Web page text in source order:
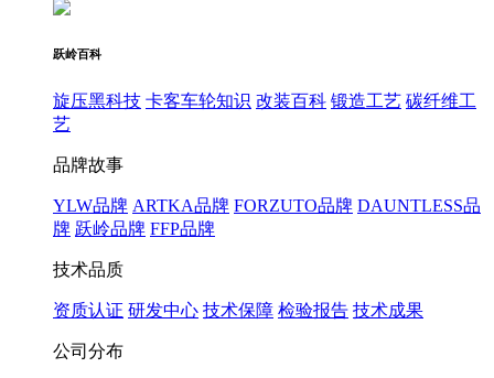
跃岭百科
旋压黑科技 卡客车轮知识 改装百科 锻造工艺 碳纤维工
艺
品牌故事
YLW品牌 ARTKA品牌 FORZUTO品牌 DAUNTLESS品
牌 跃岭品牌 FFP品牌
技术品质
资质认证 研发中心 技术保障 检验报告 技术成果
公司分布